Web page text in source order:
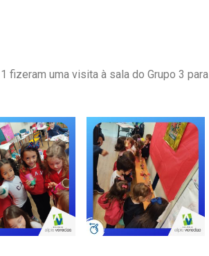
fizeram uma visita à sala do Grupo 3 para